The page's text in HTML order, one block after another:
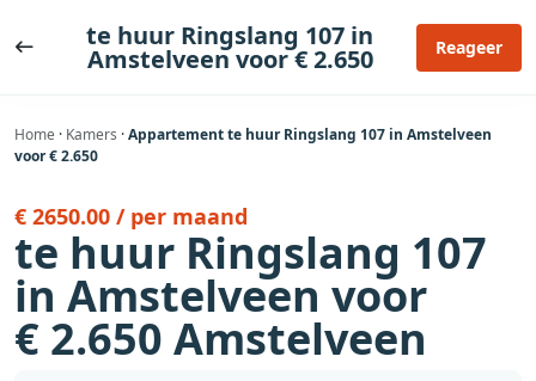
naar
te huur Ringslang 107 in
Amstelveen voor € 2.650 Reageer
Home · Kamers ·Appartement te huur Ringslang 107 in Amstelveen
voor € 2.650
€ 2650.00 / per maand
te huur Ringslang 107
in Amstelveen voor
€ 2.650 Amstelveen